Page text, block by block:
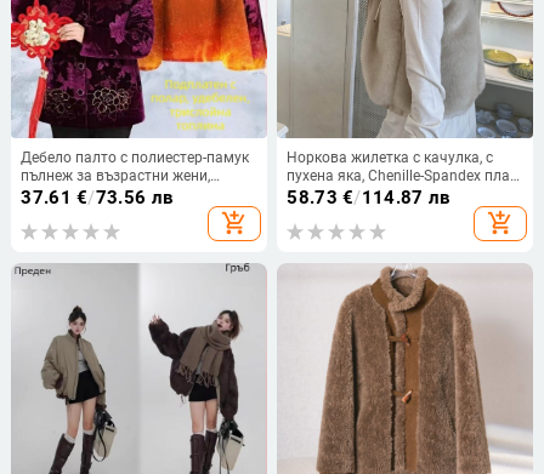
Дебело палто с полиестер-памук
пълнеж за възрастни жени,
зимно облекло с флорална
шарка, бабешки стил, плюс
размер, палто с яка от
37.61 €/73.56 лв
add_shopping_cart
Норкова жилетка с качулка, с
пухена яка, Chenille-Spandex плат,
Зима 2024
58.73 €/114.87 лв
add_shopping_cart